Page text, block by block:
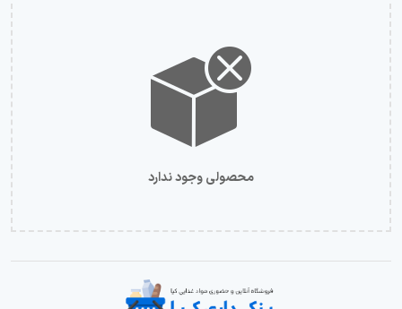
محصولی وجود ندارد